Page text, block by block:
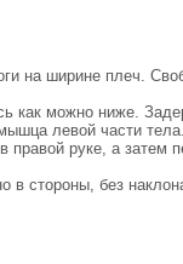
на ширине плеч.
как можно ниже.
левой части
правой руке, а
в стороны, без